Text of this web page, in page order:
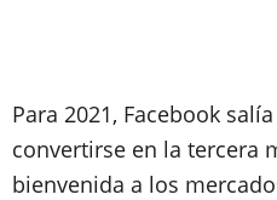
Para 2021, Facebook
convertirse en la tercera
bienvenida a los